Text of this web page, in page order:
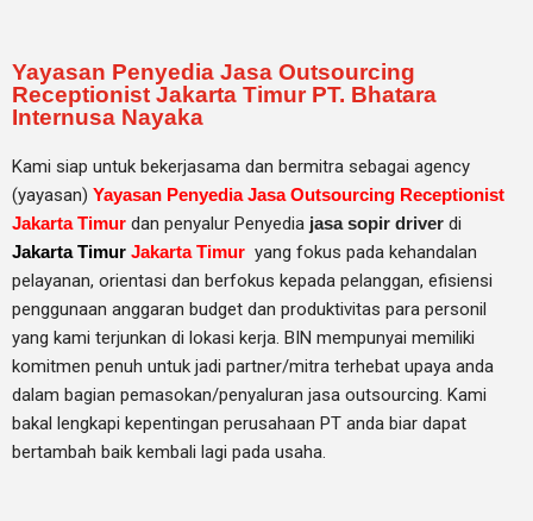
Yayasan Penyedia Jasa Outsourcing
Receptionist Jakarta Timur PT. Bhatara
Internusa Nayaka
Kami siap untuk bekerjasama dan bermitra sebagai agency
(yayasan) Yayasan Penyedia Jasa Outsourcing Receptionist
Jakarta Timur dan penyalur Penyedia jasa sopir driver di
Jakarta Timur Jakarta Timur yang fokus pada kehandalan
pelayanan, orientasi dan berfokus kepada pelanggan, efisiensi
penggunaan anggaran budget dan produktivitas para personil
yang kami terjunkan di lokasi kerja. BIN mempunyai memiliki
komitmen penuh untuk jadi partner/mitra terhebat upaya anda
dalam bagian pemasokan/penyaluran jasa outsourcing. Kami
bakal lengkapi kepentingan perusahaan PT anda biar dapat
bertambah baik kembali lagi pada usaha.